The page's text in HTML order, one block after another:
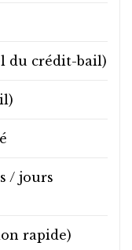
du crédit-bail)
/ jours
rapide)